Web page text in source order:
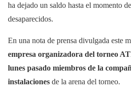
ha dejado un saldo hasta el momento
desaparecidos.
En una nota de prensa divulgada este
empresa organizadora del torneo
lunes pasado miembros de la
instalaciones de la arena del torneo.